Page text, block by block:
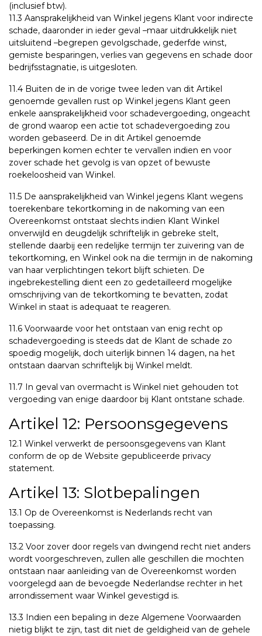
(inclusief btw).
11.3 Aansprakelijkheid van Winkel jegens Klant voor indirecte
schade, daaronder in ieder geval –maar uitdrukkelijk niet
uitsluitend –begrepen gevolgschade, gederfde winst,
gemiste besparingen, verlies van gegevens en schade door
bedrijfsstagnatie, is uitgesloten.
11.4 Buiten de in de vorige twee leden van dit Artikel
genoemde gevallen rust op Winkel jegens Klant geen
enkele aansprakelijkheid voor schadevergoeding, ongeacht
de grond waarop een actie tot schadevergoeding zou
worden gebaseerd. De in dit Artikel genoemde
beperkingen komen echter te vervallen indien en voor
zover schade het gevolg is van opzet of bewuste
roekeloosheid van Winkel.
11.5 De aansprakelijkheid van Winkel jegens Klant wegens
toerekenbare tekortkoming in de nakoming van een
Overeenkomst ontstaat slechts indien Klant Winkel
onverwijld en deugdelijk schriftelijk in gebreke stelt,
stellende daarbij een redelijke termijn ter zuivering van de
tekortkoming, en Winkel ook na die termijn in de nakoming
van haar verplichtingen tekort blijft schieten. De
ingebrekestelling dient een zo gedetailleerd mogelijke
omschrijving van de tekortkoming te bevatten, zodat
Winkel in staat is adequaat te reageren.
11.6 Voorwaarde voor het ontstaan van enig recht op
schadevergoeding is steeds dat de Klant de schade zo
spoedig mogelijk, doch uiterlijk binnen 14 dagen, na het
ontstaan daarvan schriftelijk bij Winkel meldt.
11.7 In geval van overmacht is Winkel niet gehouden tot
vergoeding van enige daardoor bij Klant ontstane schade.
Artikel 12: Persoonsgegevens
12.1 Winkel verwerkt de persoonsgegevens van Klant
conform de op de Website gepubliceerde privacy
statement.
Artikel 13: Slotbepalingen
13.1 Op de Overeenkomst is Nederlands recht van
toepassing.
13.2 Voor zover door regels van dwingend recht niet anders
wordt voorgeschreven, zullen alle geschillen die mochten
ontstaan naar aanleiding van de Overeenkomst worden
voorgelegd aan de bevoegde Nederlandse rechter in het
arrondissement waar Winkel gevestigd is.
13.3 Indien een bepaling in deze Algemene Voorwaarden
nietig blijkt te zijn, tast dit niet de geldigheid van de gehele